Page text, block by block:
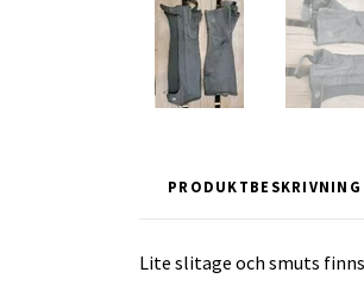
PRODUKTBESKRIVNING
Lite slitage och smuts